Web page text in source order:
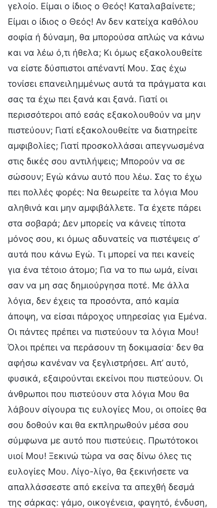
γελοίο. Είμαι ο ίδιος ο Θεός! Καταλαβαίνετε;
Είμαι ο ίδιος ο Θεός! Αν δεν κατείχα καθόλου
σοφία ή δύναμη, θα μπορούσα απλώς να κάνω
και να λέω ό,τι ήθελα; Κι όμως εξακολουθείτε
να είστε δύσπιστοι απέναντί Μου. Σας έχω
τονίσει επανειλημμένως αυτά τα πράγματα και
σας τα έχω πει ξανά και ξανά. Γιατί οι
περισσότεροι από εσάς εξακολουθούν να μην
πιστεύουν; Γιατί εξακολουθείτε να διατηρείτε
αμφιβολίες; Γιατί προσκολλάσαι απεγνωσμένα
στις δικές σου αντιλήψεις; Μπορούν να σε
σώσουν; Εγώ κάνω αυτό που λέω. Σας το έχω
πει πολλές φορές: Να θεωρείτε τα λόγια Μου
αληθινά και μην αμφιβάλλετε. Τα έχετε πάρει
στα σοβαρά; Δεν μπορείς να κάνεις τίποτα
μόνος σου, κι όμως αδυνατείς να πιστέψεις σ’
αυτά που κάνω Εγώ. Τι μπορεί να πει κανείς
για ένα τέτοιο άτομο; Για να το πω ωμά, είναι
σαν να μη σας δημιούργησα ποτέ. Με άλλα
λόγια, δεν έχεις τα προσόντα, από καμία
άποψη, να είσαι πάροχος υπηρεσίας για Εμένα.
Οι πάντες πρέπει να πιστεύουν τα λόγια Μου!
Όλοι πρέπει να περάσουν τη δοκιμασία· δεν θα
αφήσω κανέναν να ξεγλιστρήσει. Απ’ αυτό,
φυσικά, εξαιρούνται εκείνοι που πιστεύουν. Οι
άνθρωποι που πιστεύουν στα λόγια Μου θα
λάβουν σίγουρα τις ευλογίες Μου, οι οποίες θα
σου δοθούν και θα εκπληρωθούν μέσα σου
σύμφωνα με αυτό που πιστεύεις. Πρωτότοκοι
υιοί Μου! Ξεκινώ τώρα να σας δίνω όλες τις
ευλογίες Μου. Λίγο-λίγο, θα ξεκινήσετε να
απαλλάσσεστε από εκείνα τα απεχθή δεσμά
της σάρκας: γάμο, οικογένεια, φαγητό, ένδυση,